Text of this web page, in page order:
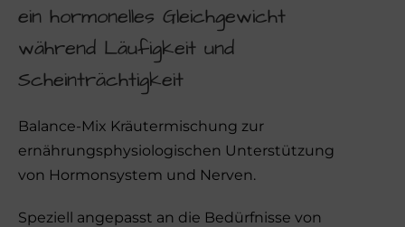
ein hormonelles Gleichgewicht
während Läufigkeit und
Scheinträchtigkeit
Balance-Mix Kräutermischung zur
ernährungsphysiologischen Unterstützung
von Hormonsystem und Nerven.
Speziell angepasst an die Bedürfnisse von